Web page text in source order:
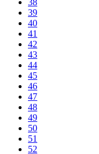
39
40
41
42
43
44
45
46
47
48
49
50
51
52